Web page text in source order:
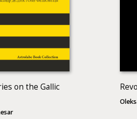
on the Gallic